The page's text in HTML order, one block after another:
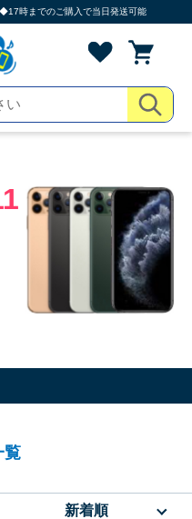
時までのご購入で当日発送可能
覧
新着順